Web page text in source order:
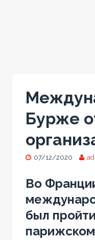
Бурже
07/12/2020
Во
был